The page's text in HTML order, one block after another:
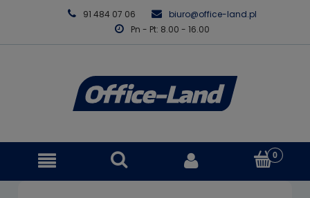
91 484 07 06
biuro@office-land.pl
Pn - Pt: 8.00 - 16.00